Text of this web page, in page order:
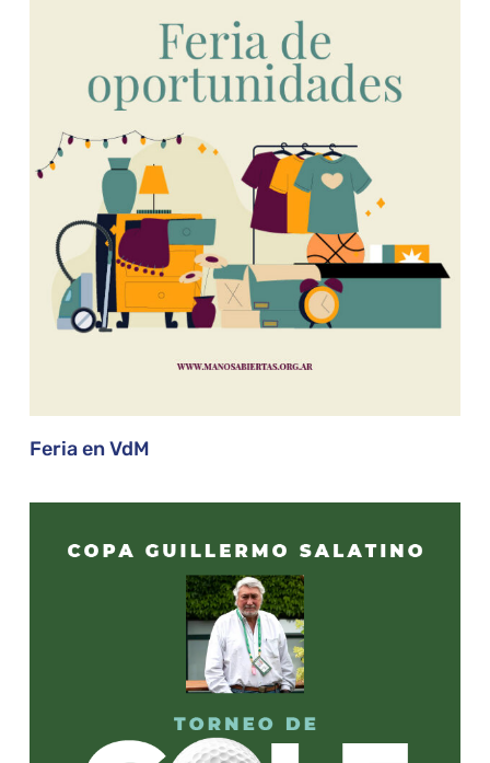
Feria en VdM